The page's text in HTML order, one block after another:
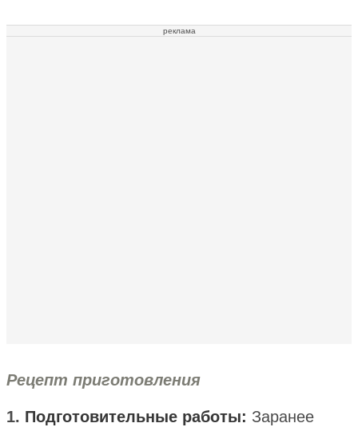
реклама
Рецепт приготовления
1. Подготовительные работы: Заранее